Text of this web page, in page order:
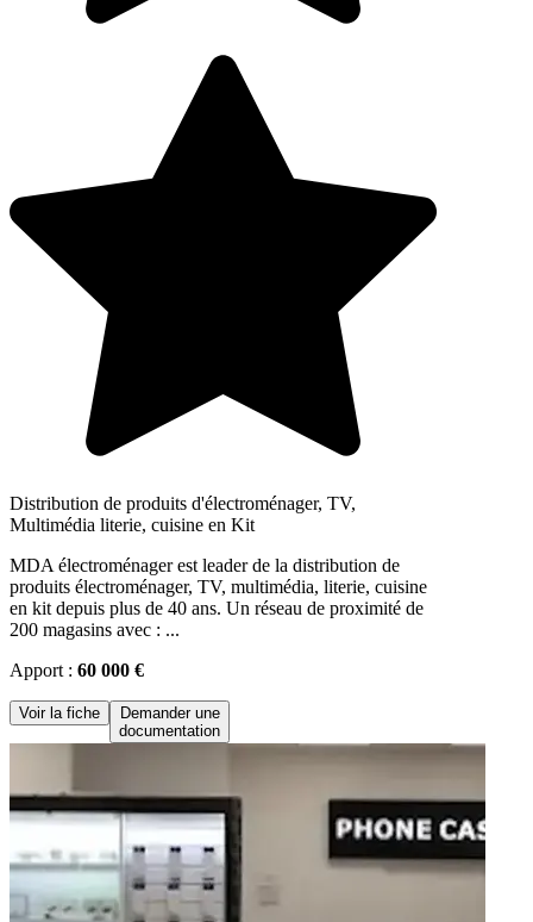
Distribution de produits d'électroménager, TV,
Multimédia literie, cuisine en Kit
MDA électroménager est leader de la distribution de
produits électroménager, TV, multimédia, literie, cuisine
en kit depuis plus de 40 ans. Un réseau de proximité de
200 magasins avec : ...
Apport : 60 000 €
Voir la fiche
Demander une
documentation